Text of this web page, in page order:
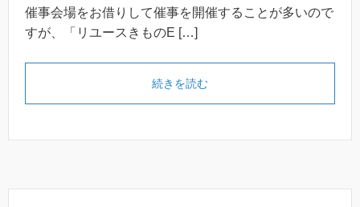
催事会場をお借りして催事を開催することが多いので
すが、「リユースきものE […]
続きを読む